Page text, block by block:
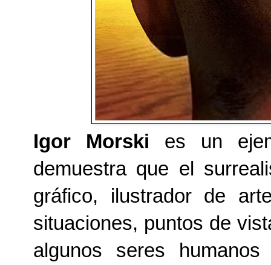
Igor Morski es un
demuestra que el
gráfico, ilustrador de
situaciones, puntos de
algunos seres